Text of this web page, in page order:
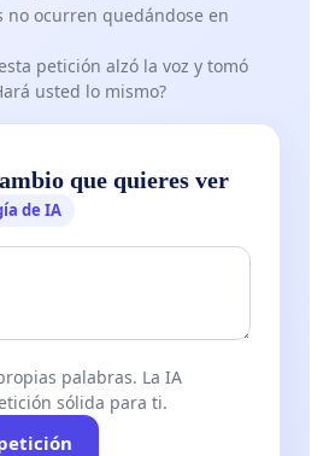
no ocurren quedándose en
petición alzó la voz y tomó
usted lo mismo?
que quieres ver
de IA
palabras. La IA
sólida para ti.